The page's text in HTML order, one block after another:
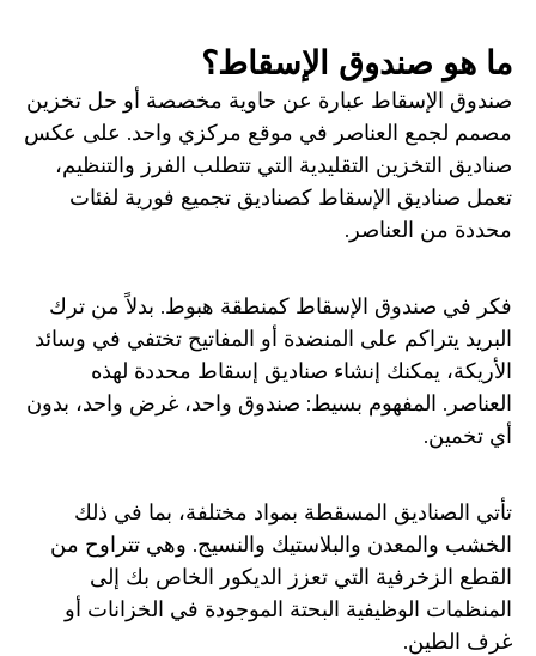
ما هو صندوق الإسقاط؟
صندوق الإسقاط عبارة عن حاوية مخصصة أو حل تخزين
مصمم لجمع العناصر في موقع مركزي واحد. على عكس
صناديق التخزين التقليدية التي تتطلب الفرز والتنظيم،
تعمل صناديق الإسقاط كصناديق تجميع فورية لفئات
محددة من العناصر.
فكر في صندوق الإسقاط كمنطقة هبوط. بدلاً من ترك
البريد يتراكم على المنضدة أو المفاتيح تختفي في وسائد
الأريكة، يمكنك إنشاء صناديق إسقاط محددة لهذه
العناصر. المفهوم بسيط: صندوق واحد، غرض واحد، بدون
أي تخمين.
تأتي الصناديق المسقطة بمواد مختلفة، بما في ذلك
الخشب والمعدن والبلاستيك والنسيج. وهي تتراوح من
القطع الزخرفية التي تعزز الديكور الخاص بك إلى
المنظمات الوظيفية البحتة الموجودة في الخزانات أو
غرف الطين.